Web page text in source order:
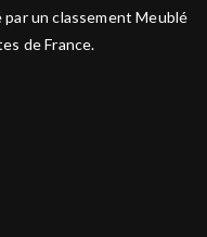
par un classement Meublé
de France.